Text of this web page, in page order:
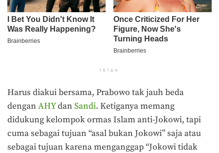
Iklan
Harus diakui bersama, Prabowo tak jauh beda
dengan AHYdan Sandi. Ketiganya memang
didukung kelompok ormas Islam anti-Jokowi, tapi
cuma sebagai tujuan “asal bukan Jokowi” saja atau
sebagai tujuan karena menganggap “Jokowi tidak